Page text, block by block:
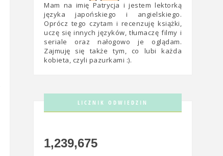
Mam na imię Patrycja i jestem lektorką
języka japońskiego i angielskiego.
Oprócz tego czytam i recenzuję książki,
uczę się innych języków, tłumaczę filmy i
seriale oraz nałogowo je oglądam.
Zajmuję się także tym, co lubi każda
kobieta, czyli pazurkami :).
LICZNIK ODWIEDZIN
1,239,675